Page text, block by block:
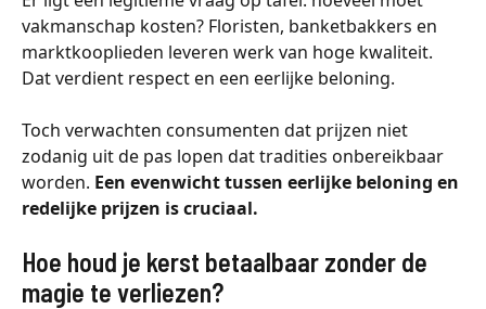
vakmanschap kosten? Floristen, banketbakkers en
marktkooplieden leveren werk van hoge kwaliteit.
Dat verdient respect en een eerlijke beloning.
Toch verwachten consumenten dat prijzen niet
zodanig uit de pas lopen dat tradities onbereikbaar
worden. Een evenwicht tussen eerlijke beloning en
redelijke prijzen is cruciaal.
Hoe houd je kerst betaalbaar zonder de
magie te verliezen?